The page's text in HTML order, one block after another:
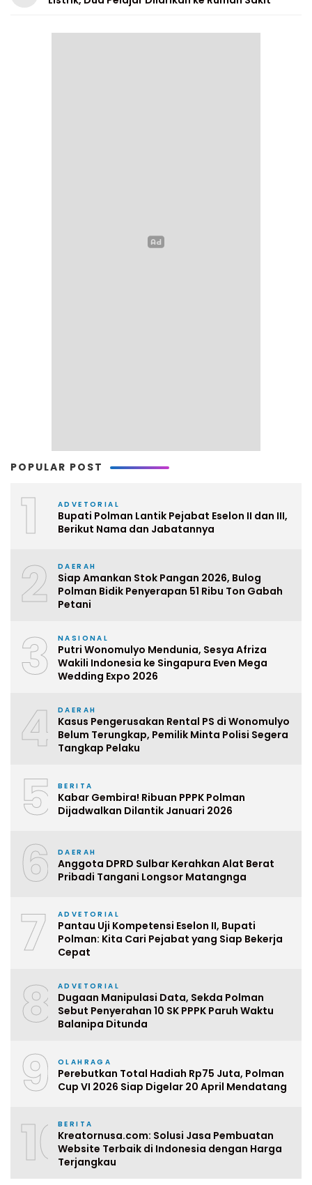
POPULAR POST
1 ADVETORIAL
Bupati Polman Lantik Pejabat Eselon II dan III,
Berikut Nama dan Jabatannya
2 DAERAH
Siap Amankan Stok Pangan 2026, Bulog
Polman Bidik Penyerapan 51 Ribu Ton Gabah
Petani
3 NASIONAL
Putri Wonomulyo Mendunia, Sesya Afriza
Wakili Indonesia ke Singapura Even Mega
Wedding Expo 2026
4 DAERAH
Kasus Pengerusakan Rental PS di Wonomulyo
Belum Terungkap, Pemilik Minta Polisi Segera
Tangkap Pelaku
5 BERITA
Kabar Gembira! Ribuan PPPK Polman
Dijadwalkan Dilantik Januari 2026
6 DAERAH
Anggota DPRD Sulbar Kerahkan Alat Berat
Pribadi Tangani Longsor Matangnga
7 ADVETORIAL
Pantau Uji Kompetensi Eselon II, Bupati
Polman: Kita Cari Pejabat yang Siap Bekerja
Cepat
8 ADVETORIAL
Dugaan Manipulasi Data, Sekda Polman
Sebut Penyerahan 10 SK PPPK Paruh Waktu
Balanipa Ditunda
9 OLAHRAGA
Perebutkan Total Hadiah Rp75 Juta, Polman
Cup VI 2026 Siap Digelar 20 April Mendatang
10BERITA
Kreatornusa.com: Solusi Jasa Pembuatan
Website Terbaik di Indonesia dengan Harga
Terjangkau